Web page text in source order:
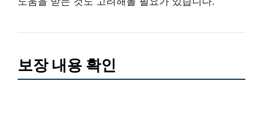
보장 내용 확인